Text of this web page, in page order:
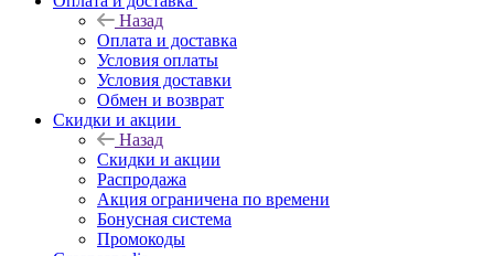
Назад
Оплата и доставка
Условия оплаты
Условия доставки
Обмен и возврат
Скидки и акции
Назад
Скидки и акции
Распродажа
Акция ограничена по времени
Бонусная система
Промокоды